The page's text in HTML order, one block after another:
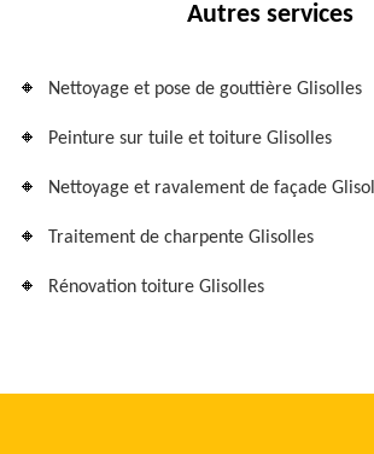
Autres services
Nettoyage et pose de gouttière Glisolles
Peinture sur tuile et toiture Glisolles
Nettoyage et ravalement de façade
Traitement de charpente Glisolles
Rénovation toiture Glisolles